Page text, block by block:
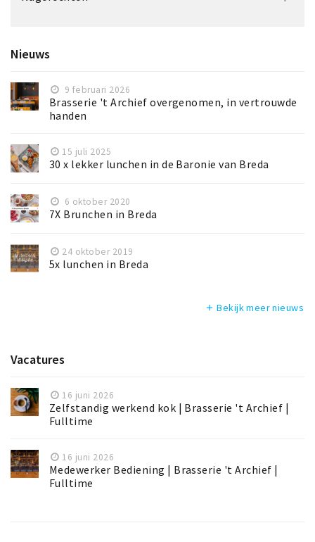
Nieuws
9 februari 2026
Brasserie 't Archief overgenomen, in vertrouwde
handen
15 juli 2025
30 x lekker lunchen in de Baronie van Breda
6 oktober 2020
7X Brunchen in Breda
24 oktober 2019
5x lunchen in Breda
add Bekijk meer nieuws
Vacatures
16 juni 2026
Zelfstandig werkend kok | Brasserie 't Archief |
Fulltime
16 juni 2026
Medewerker Bediening | Brasserie 't Archief |
Fulltime